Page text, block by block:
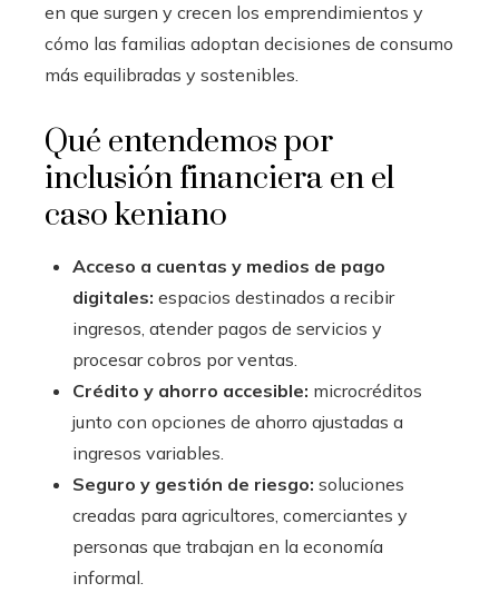
en que surgen y crecen los emprendimientos y
cómo las familias adoptan decisiones de consumo
más equilibradas y sostenibles.
Qué entendemos por
inclusión financiera en el
caso keniano
Acceso a cuentas y medios de pago
digitales: espacios destinados a recibir
ingresos, atender pagos de servicios y
procesar cobros por ventas.
Crédito y ahorro accesible: microcréditos
junto con opciones de ahorro ajustadas a
ingresos variables.
Seguro y gestión de riesgo: soluciones
creadas para agricultores, comerciantes y
personas que trabajan en la economía
informal.